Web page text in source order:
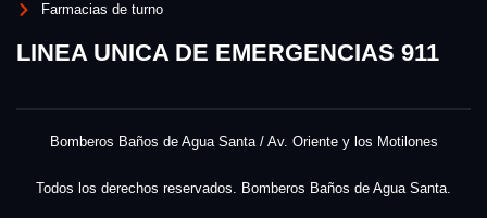
Farmacias de turno
LINEA UNICA DE EMERGENCIAS 911
Bomberos Baños de Agua Santa / Av. Oriente y los Motilones
Todos los derechos reservados. Bomberos Baños de Agua Santa.